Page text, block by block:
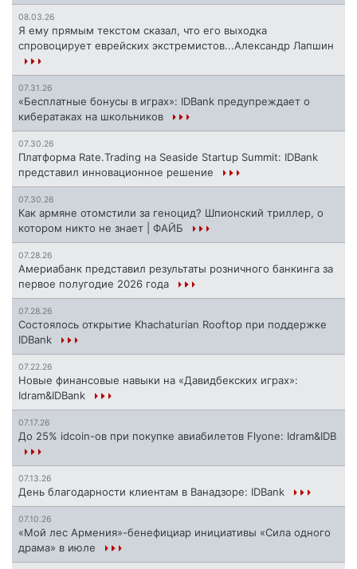
08.03.26
Я ему прямым текстом сказал, что его выходка
спровоцирует еврейских экстремистов...Александр Лапшин
07.31.26
«Бесплатные бонусы в играх»: IDBank предупреждает о
кибератаках на школьников
07.30.26
Платформа Rate.Trading на Seaside Startup Summit: IDBank
представил инновационное решение
07.30.26
Как армяне отомстили за геноцид? Шпионский триллер, о
котором никто не знает | ФАЙБ
07.28.26
Америабанк представил результаты розничного банкинга за
первое полугодие 2026 года
07.28.26
Состоялось открытие Khachaturian Rooftop при поддержке
IDBank
07.22.26
Новые финансовые навыки на «Давидбекских играх»:
Idram&IDBank
07.17.26
До 25% idcoin-ов при покупке авиабилетов Flyone: Idram&IDB
07.13.26
День благодарности клиентам в Ванадзоре: IDBank
07.10.26
«Мой лес Армения»-бенефициар инициативы «Сила одного
драма» в июле